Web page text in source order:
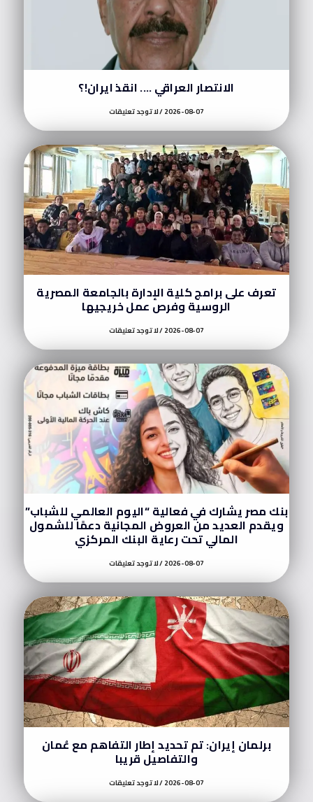
الانتصار العراقي …. انقذ ايران!؟
2026-08-07 لا توجد تعليقات
تعرف على برامج كلية الإدارة بالجامعة المصرية
الروسية وفرص عمل خريجيها
2026-08-07 لا توجد تعليقات
بنك مصر يشارك في فعالية “اليوم العالمي للشباب”
ويقدم العديد من العروض المجانية دعمًا للشمول
المالي تحت رعاية البنك المركزي
2026-08-07 لا توجد تعليقات
برلمان إيران: تم تحديد إطار التفاهم مع عُمان
والتفاصيل قريبا
2026-08-07 لا توجد تعليقات